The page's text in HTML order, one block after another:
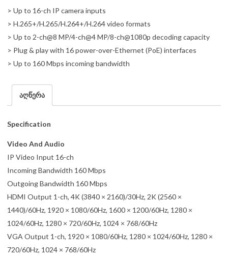
> Up to 16-ch IP camera inputs
> H.265+/H.265/H.264+/H.264 video formats
> Up to 2-ch@8 MP/4-ch@4 MP/8-ch@1080p decoding capacity
> Plug & play with 16 power-over-Ethernet (PoE) interfaces
> Up to 160 Mbps incoming bandwidth
აღწერა
Specification
Video And Audio
IP Video Input 16-ch
Incoming Bandwidth 160 Mbps
Outgoing Bandwidth 160 Mbps
HDMI Output 1-ch, 4K (3840 × 2160)/30Hz, 2K (2560 ×
1440)/60Hz, 1920 × 1080/60Hz, 1600 × 1200/60Hz, 1280 ×
1024/60Hz, 1280 × 720/60Hz, 1024 × 768/60Hz
VGA Output 1-ch, 1920 × 1080/60Hz, 1280 × 1024/60Hz, 1280 ×
720/60Hz, 1024 × 768/60Hz